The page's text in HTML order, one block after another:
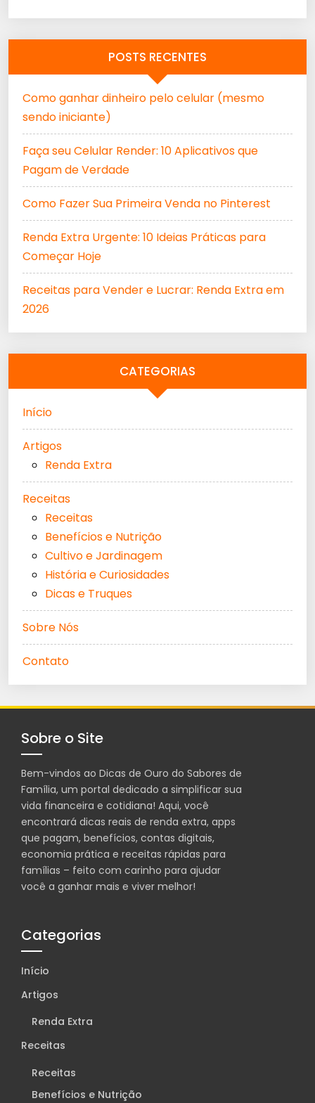
POSTS RECENTES
Como ganhar dinheiro pelo celular (mesmo
sendo iniciante)
Faça seu Celular Render: 10 Aplicativos que
Pagam de Verdade
Como Fazer Sua Primeira Venda no Pinterest
Renda Extra Urgente: 10 Ideias Práticas para
Começar Hoje
Receitas para Vender e Lucrar: Renda Extra em
2026
CATEGORIAS
Início
Artigos
Renda Extra
Receitas
Receitas
Benefícios e Nutrição
Cultivo e Jardinagem
História e Curiosidades
Dicas e Truques
Sobre Nós
Contato
Sobre o Site
Bem-vindos ao Dicas de Ouro do Sabores de
Família, um portal dedicado a simplificar sua
vida financeira e cotidiana! Aqui, você
encontrará dicas reais de renda extra, apps
que pagam, benefícios, contas digitais,
economia prática e receitas rápidas para
famílias – feito com carinho para ajudar
você a ganhar mais e viver melhor!
Categorias
Início
Artigos
Renda Extra
Receitas
Receitas
Benefícios e Nutrição